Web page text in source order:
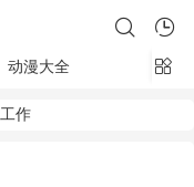
动漫大全
作